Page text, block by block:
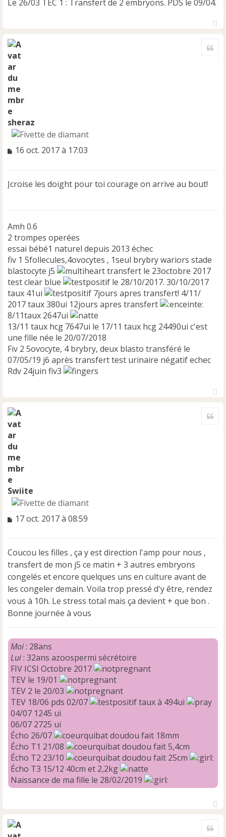
Le 26/03 TEC 1 : Transfert de 2 embryons. PDS le 09/04.
sheraz
M
a
o
n
l
u
16 oct. 2017 à 17:03
Jcroise les doight pour toi courage on arrive au bout!
Amh 0.6
2 trompes operées
essai bébé1 naturel depuis 2013 échec
fiv 1 5follecules,4ovocytes , 1seul brybry wariors stade
blastocyte j5
transfert le 23octobre 2017
test clear blue
le 28/10/2017. 30/10/2017
taux 41ui
7jours apres transfert! 4/11/
2017 taux 380ui 12jours apres transfert
8/11taux 2647ui
13/11 taux hcg 7647ui le 17/11 taux hcg 24490ui c'est
une fille née le 20/07/2018
Fiv 2 5ovocyte, 4 brybry, deux blasto transféré le
07/05/19 j6 après transfert test urinaire négatif echec
Rdv 24juin fiv3
Swiite
M
a
g
e
n
o
n
l
17 oct. 2017 à 08:59
Coucou les filles , ça y est direction l'amp pour nous ,
transfert de mon j5 ce matin + 3 autres embryons
congelés et encore quelques uns en culture avant de
les congeler demain. Voila trop pressé d'y être, rendez
vous à 10h. Le stress total mais ça devient + que bon .
Bonne journée à vous
Moi: 28ans
Lui: 32ans azoospermi sécrétoire
FIV ICSI Octobre 2017
TEV le 19/01
TEV 2 le 20/03
TEV 18/06 pds 02/07
taux à 494ui
04/07 1245 ui
06/07 2725 ui
Écho 26/07
doudou fait 18mm
Écho T1 21/08
doudou fait 5,4cm
Écho T2 23/10
doudou fait 25cm
Écho T3 15/12 40cm et 2,2kg
Naissance de ma fille le 28/02/2019